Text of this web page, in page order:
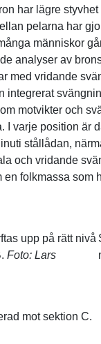
har lägre
pelarna har
människor
analyser av
med vridande
integrerat
motvikter och
I varje position är
stållådan,
och vridande
folkmassa som
upp på rätt nivå
Foto: Lars
mot sektion C.